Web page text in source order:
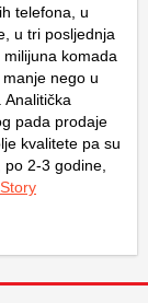
telefona, u
u tri posljednja
komada
nego u
pada prodaje
kvalitete pa su
2-3 godine,